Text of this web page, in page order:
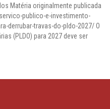
Matéria originalmente publicada
publico-e-investimento-
derrubar-travas-do-pldo-2027/ O
(PLDO) para 2027 deve ser